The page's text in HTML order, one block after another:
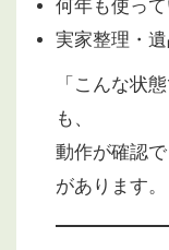
何年も使っ
実家整理・
「こんな状
も、
動作が確認
があります。